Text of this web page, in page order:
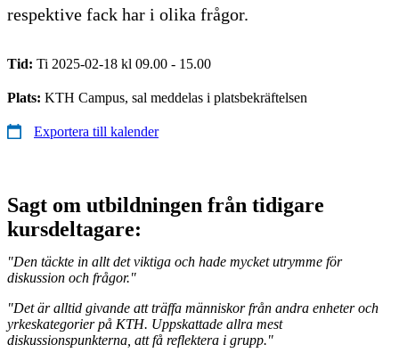
respektive fack har i olika frågor.
Tid: Ti 2025-02-18 kl 09.00 - 15.00
Plats: KTH Campus, sal meddelas i platsbekräftelsen
Exportera till kalender
Sagt om utbildningen från tidigare
kursdeltagare:
"Den täckte in allt det viktiga och hade mycket utrymme för
diskussion och frågor."
"Det är alltid givande att träffa människor från andra enheter och
yrkeskategorier på KTH. Uppskattade allra mest
diskussionspunkterna, att få reflektera i grupp."